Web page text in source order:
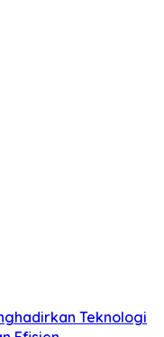
Teknologi